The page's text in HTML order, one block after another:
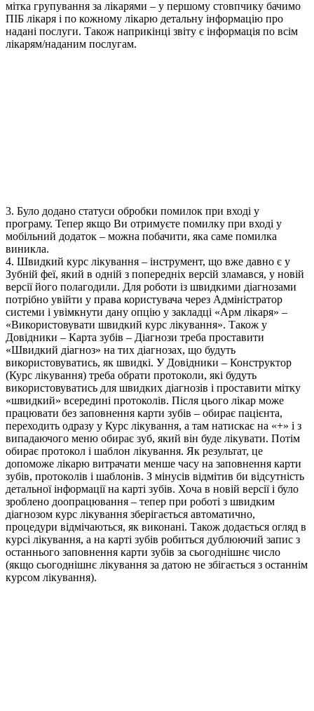
мітка групування за лікарями – у першому стовпчику бачимо
ПІБ лікаря і по кожному лікарю детальну інформацію про
надані послуги. Також наприкінці звіту є інформація по всім
лікарям/наданим послугам.
3. Було додано статуси обробки помилок при вході у
програму. Тепер якщо Ви отримуєте помилку при вході у
мобільний додаток – можна побачити, яка саме помилка
виникла.
4. Швидкий курс лікування – інструмент, що вже давно є у
Зубній феї, який в одній з попередніх версій зламався, у новій
версії його полагодили. Для роботи із швидкими діагнозами
потрібно увійти у права користувача через Адміністратор
системи і увімкнути дану опцію у закладці «Арм лікаря» –
«Використовувати швидкий курс лікування». Також у
Довідники – Карта зубів – Діагнози треба проставити
«Швидкий діагноз» на тих діагнозах, що будуть
використовуватись, як швидкі. У Довідники – Конструктор
(Курс лікування) треба обрати протоколи, які будуть
використовуватись для швидких діагнозів і проставити мітку
«швидкий» всередині протоколів. Після цього лікар може
працювати без заповнення карти зубів – обирає пацієнта,
переходить одразу у Курс лікування, а там натискає на «+» і з
випадаючого меню обирає зуб, який він буде лікувати. Потім
обирає протокол і шаблон лікування. Як результат, це
допоможе лікарю витрачати менше часу на заповнення карти
зубів, протоколів і шаблонів. З мінусів відмітив би відсутність
детальної інформації на карті зубів. Хоча в новій версії і було
зроблено доопрацювання – тепер при роботі з швидким
діагнозом курс лікування зберігається автоматично,
процедури відмічаються, як виконані. Також додається огляд в
курсі лікування, а на карті зубів робиться дублюючий запис з
останнього заповнення карти зубів за сьогоднішнє число
(якщо сьогоднішнє лікування за датою не збігається з останнім
курсом лікування).